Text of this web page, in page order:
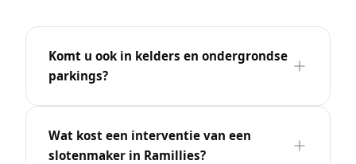
Komt u ook in kelders en ondergrondse
parkings?
Wat kost een interventie van een
slotenmaker in Ramillies?